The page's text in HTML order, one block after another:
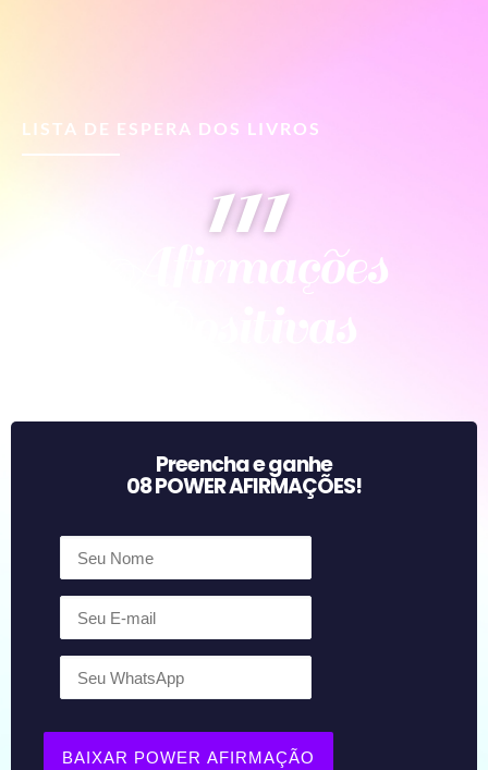
LISTA DE ESPERA DOS LIVROS
111
Afirmações
Positivas
Preencha e ganhe
08 POWER AFIRMAÇÕES!
BAIXAR POWER AFIRMAÇÃO